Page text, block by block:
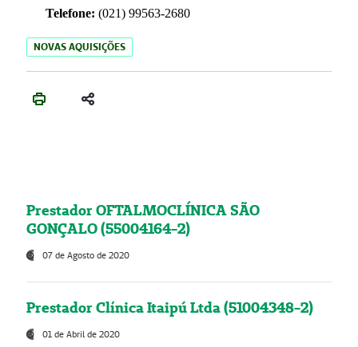
Telefone: (021) 99563-2680
NOVAS AQUISIÇÕES
Prestador OFTALMOCLÍNICA SÃO
GONÇALO (55004164-2)
07 de Agosto de 2020
Prestador Clínica Itaipú Ltda (51004348-2)
01 de Abril de 2020